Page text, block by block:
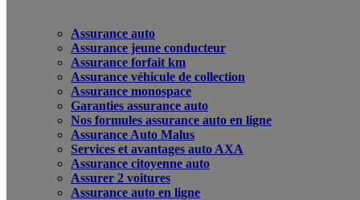
Assurance auto
Assurance jeune conducteur
Assurance forfait km
Assurance véhicule de collection
Assurance monospace
Garanties assurance auto
Nos formules assurance auto en ligne
Assurance Auto Malus
Services et avantages auto AXA
Assurance citoyenne auto
Assurer 2 voitures
Assurance auto en ligne